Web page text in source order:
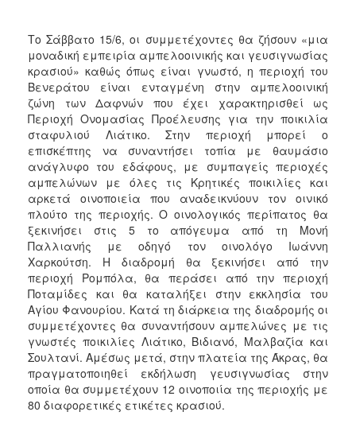
Το Σάββατο 15/6, οι συμμετέχοντες θα ζήσουν «μια
μοναδική εμπειρία αμπελοοινικής και γευσιγνωσίας
κρασιού» καθώς όπως είναι γνωστό, η περιοχή του
Βενεράτου είναι ενταγμένη στην αμπελοοινική
ζώνη των Δαφνών που έχει χαρακτηρισθεί ως
Περιοχή Ονομασίας Προέλευσης για την ποικιλία
σταφυλιού Λιάτικο. Στην περιοχή μπορεί ο
επισκέπτης να συναντήσει τοπία με θαυμάσιο
ανάγλυφο του εδάφους, με συμπαγείς περιοχές
αμπελώνων με όλες τις Κρητικές ποικιλίες και
αρκετά οινοποιεία που αναδεικνύουν τον οινικό
πλούτο της περιοχής. Ο οινολογικός περίπατος θα
ξεκινήσει στις 5 το απόγευμα από τη Μονή
Παλλιανής με οδηγό τον οινολόγο Ιωάννη
Χαρκούτση. Η διαδρομή θα ξεκινήσει από την
περιοχή Ρομπόλα, θα περάσει από την περιοχή
Ποταμίδες και θα καταλήξει στην εκκλησία του
Αγίου Φανουρίου. Κατά τη διάρκεια της διαδρομής οι
συμμετέχοντες θα συναντήσουν αμπελώνες με τις
γνωστές ποικιλίες Λιάτικο, Βιδιανό, Μαλβαζία και
Σουλτανί. Αμέσως μετά, στην πλατεία της Άκρας, θα
πραγματοποιηθεί εκδήλωση γευσιγνωσίας στην
οποία θα συμμετέχουν 12 οινοποιία της περιοχής με
80 διαφορετικές ετικέτες κρασιού.